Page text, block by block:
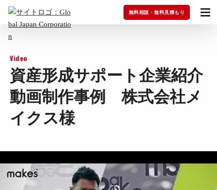
無料相談・無料見積もり
Video
資産形成サポート企業紹介
動画制作事例 株式会社メ
イクス様